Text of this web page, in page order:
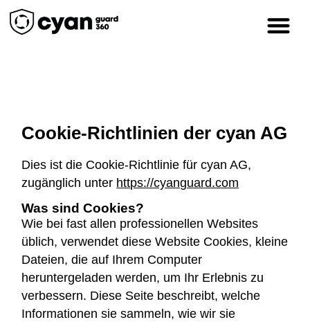
Cookie-Richtlinien der cyan AG
Dies ist die Cookie-Richtlinie für cyan AG,
zugänglich unter https://cyanguard.com
Was sind Cookies?
Wie bei fast allen professionellen Websites
üblich, verwendet diese Website Cookies, kleine
Dateien, die auf Ihrem Computer
heruntergeladen werden, um Ihr Erlebnis zu
verbessern. Diese Seite beschreibt, welche
Informationen sie sammeln, wie wir sie